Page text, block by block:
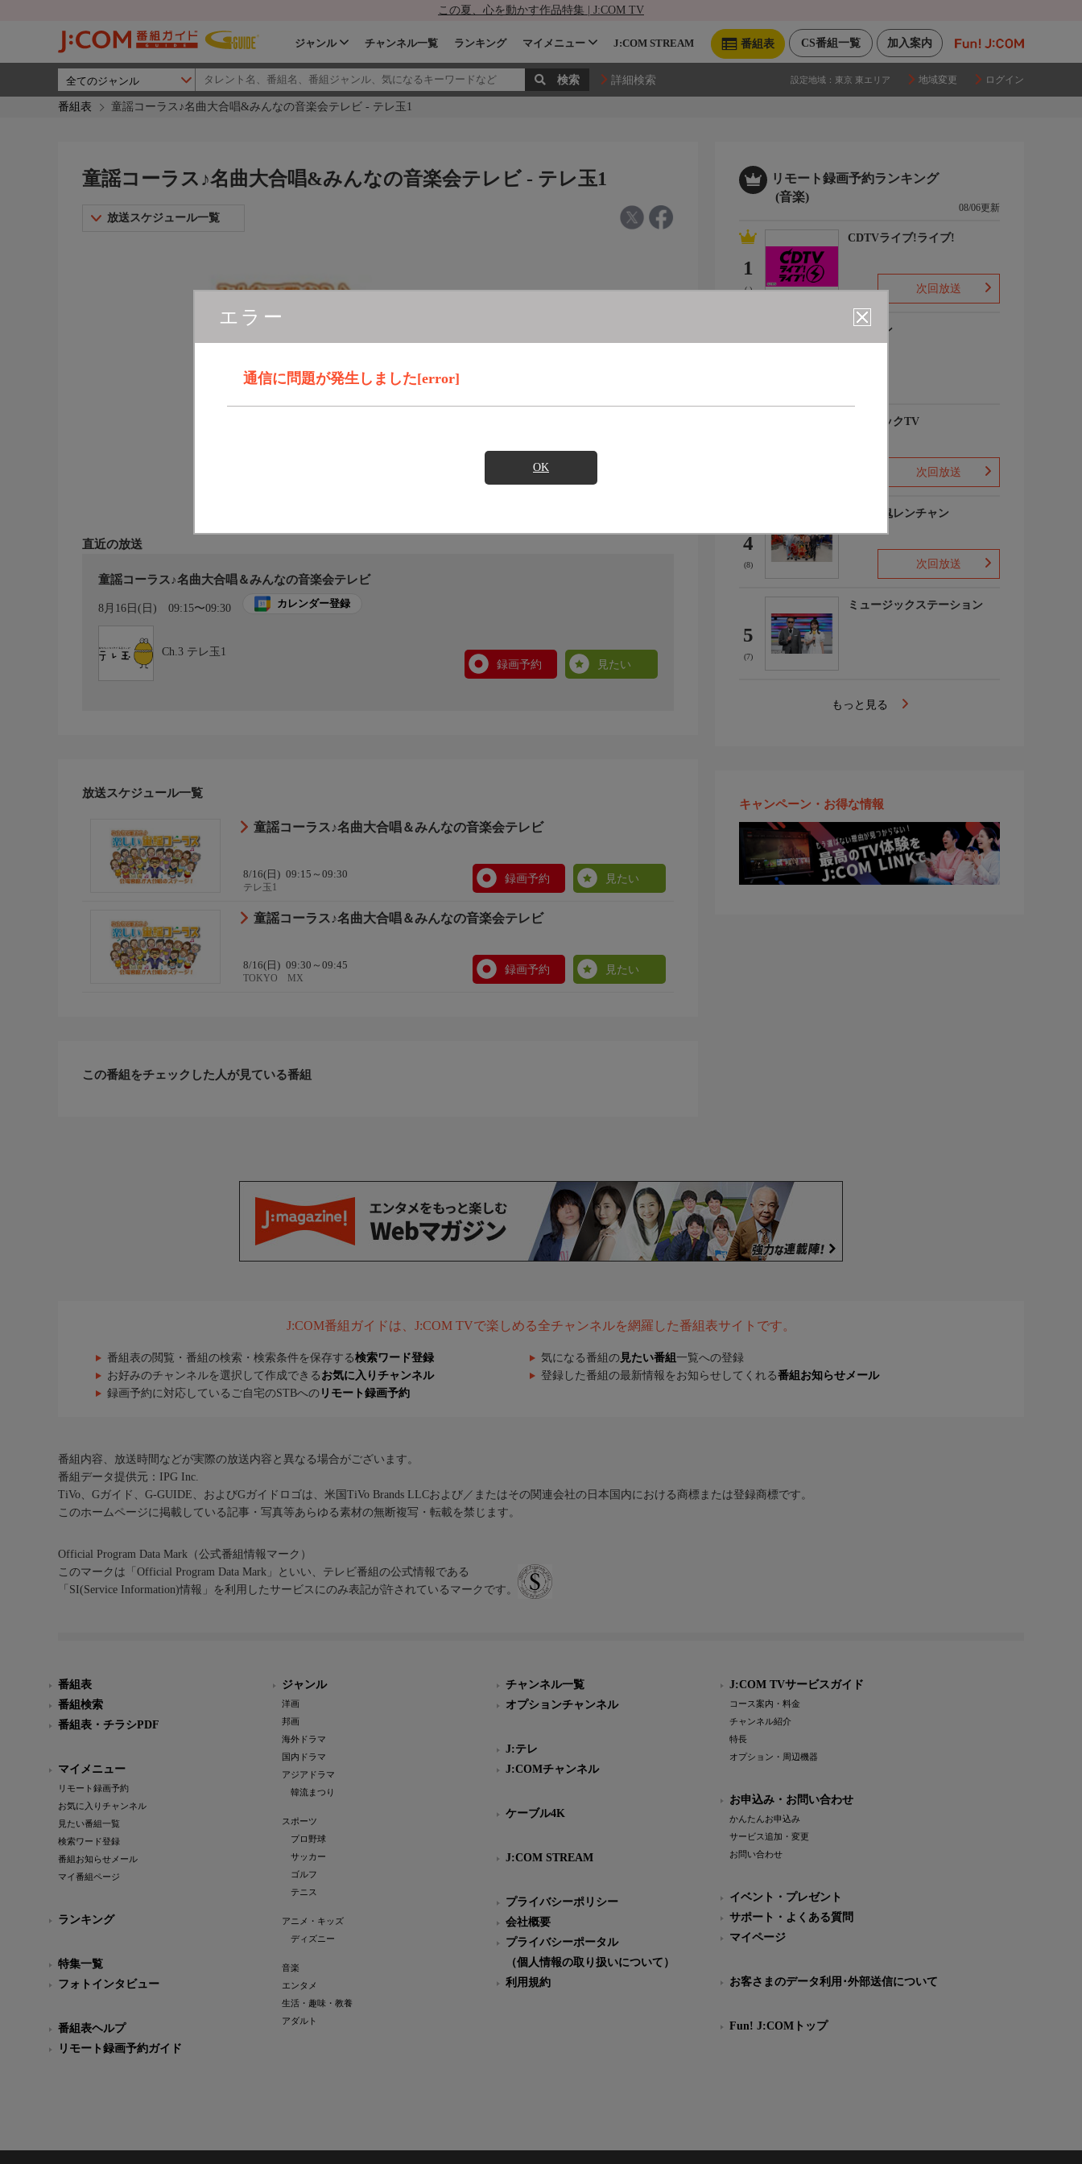
この夏、心を動かす作品特集 | J:COM TV
加入案内
CS番組一覧
番組表
ジャンル チャンネル一覧 ランキング マイメニュー J:COM STREAM
詳細検索 設定地域： 東京 東エリア 地域変更 ログイン
番組表 童謡コーラス♪名曲大合唱&みんなの音楽会テレビ - テレ玉1
エラー
通信に問題が発生しました[error]
OK
童謡コーラス♪名曲大合唱&みんなの音楽会テレビ - テレ玉1
放送スケジュール一覧
直近の放送
童謡コーラス♪名曲大合唱＆みんなの音楽会テレビ
8月16日(日) 09:15〜09:30 カレンダー登録
Ch.3 テレ玉1
録画予約
見たい
放送スケジュール一覧
童謡コーラス♪名曲大合唱＆みんなの音楽会テレビ
8/16(日) 09:15～09:30
テレ玉1
録画予約 見たい
童謡コーラス♪名曲大合唱＆みんなの音楽会テレビ
8/16(日) 09:30～09:45
TOKYO MX
録画予約 見たい
この番組をチェックした人が見ている番組
リモート録画予約ランキング
(音楽)
08/06更新
1
(-)
CDTVライブ!ライブ!
次回放送
うたコン
クラシックTV
次回放送
4
(8)
千鳥の鬼レンチャン
次回放送
5
(7)
ミュージックステーション
もっと見る
キャンペーン・お得な情報
J:COM番組ガイドは、J:COM TVで楽しめる全チャンネルを網羅した番組表サイトです。
番組表の閲覧・番組の検索・検索条件を保存する検索ワード登録 気になる番組の 見たい番組 一覧への登録
お好みのチャンネルを選択して作成できる お気に入りチャンネル 登録した番組の最新情報をお知らせしてくれる番組お知らせメール
録画予約に対応しているご自宅のSTBへの リモート録画予約
番組内容、放送時間などが実際の放送内容と異なる場合がございます。
番組データ提供元：IPG Inc.
TiVo、Gガイド、G-GUIDE、およびGガイドロゴは、米国TiVo Brands LLCおよび／またはその関連会社の日本国内における商標または登録商標です。
このホームページに掲載している記事・写真等あらゆる素材の無断複写・転載を禁じます。
Official Program Data Mark（公式番組情報マーク）
このマークは「Official Program Data Mark」といい、テレビ番組の公式情報である
「SI(Service Information)情報」を利用したサービスにのみ表記が許されているマークです。
番組表
番組検索
番組表・チラシPDF
マイメニュー
リモート録画予約
お気に入りチャンネル
見たい番組一覧
検索ワード登録
番組お知らせメール
マイ番組ページ
ランキング
特集一覧
フォトインタビュー
番組表ヘルプ
リモート録画予約ガイド
ジャンル
洋画
邦画
海外ドラマ
国内ドラマ
アジアドラマ
韓流まつり
スポーツ
プロ野球
サッカー
ゴルフ
テニス
アニメ・キッズ
ディズニー
音楽
エンタメ
生活・趣味・教養
アダルト
チャンネル一覧
オプションチャンネル
J:テレ
J:COMチャンネル
ケーブル4K
J:COM STREAM
プライバシーポリシー
会社概要
プライバシーポータル
（個人情報の取り扱いについて）
利用規約
J:COM TVサービスガイド
コース案内・料金
チャンネル紹介
特長
オプション・周辺機器
お申込み・お問い合わせ
かんたんお申込み
サービス追加・変更
お問い合わせ
イベント・プレゼント
サポート・よくある質問
マイページ
お客さまのデータ利用･外部送信について
Fun! J:COMトップ